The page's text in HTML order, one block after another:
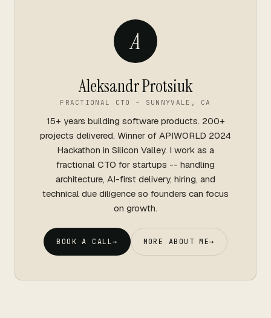
A
Aleksandr Protsiuk
FRACTIONAL CTO - SUNNYVALE, CA
15+ years building software products. 200+
projects delivered. Winner of APIWORLD 2024
Hackathon in Silicon Valley. I work as a
fractional CTO for startups -- handling
architecture, AI-first delivery, hiring, and
technical due diligence so founders can focus
on growth.
BOOK A CALL→ MORE ABOUT ME→